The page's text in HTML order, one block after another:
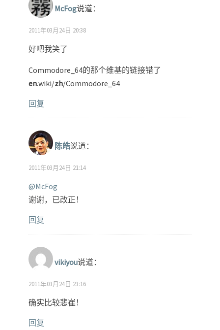
McFog说道：
2011年03月24日 20:38
好吧我笑了
Commodore_64的那个维基的链接错了
en.wiki/zh/Commodore_64
回复
陈皓说道：
2011年03月24日 21:14
@McFog
谢谢，已改正！
回复
vikiyou说道：
2011年03月24日 23:16
确实比较悲崔！
回复